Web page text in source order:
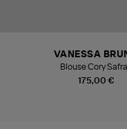
175,00 €
VANESSA
Blouse Cory